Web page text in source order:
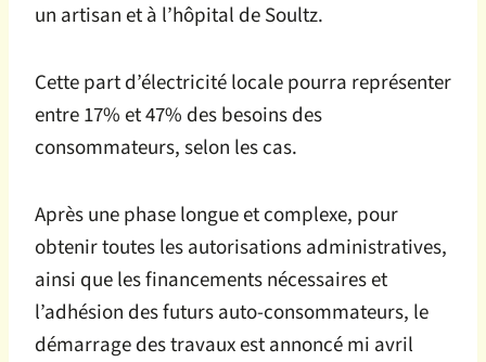
un artisan et à l’hôpital de Soultz.
Cette part d’électricité locale pourra représenter
entre 17% et 47% des besoins des
consommateurs, selon les cas.
Après une phase longue et complexe, pour
obtenir toutes les autorisations administratives,
ainsi que les financements nécessaires et
l’adhésion des futurs auto-consommateurs, le
démarrage des travaux est annoncé mi avril